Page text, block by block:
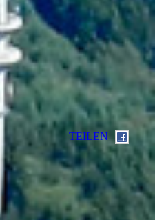
TEILEN